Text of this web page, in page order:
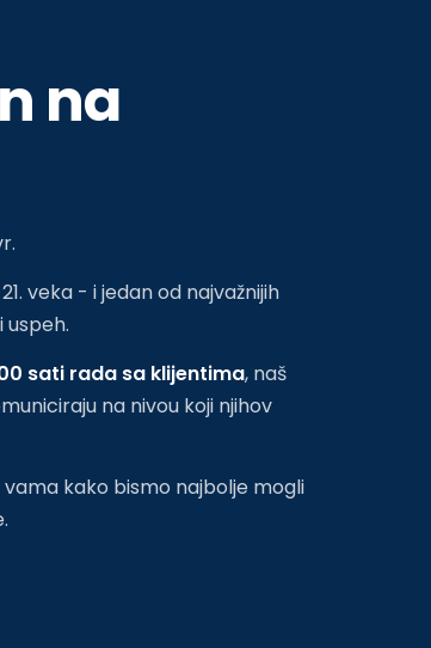
na
veka - i jedan od najvažnijih
sati rada sa klijentima, naš
na nivou koji njihov
kako bismo najbolje mogli